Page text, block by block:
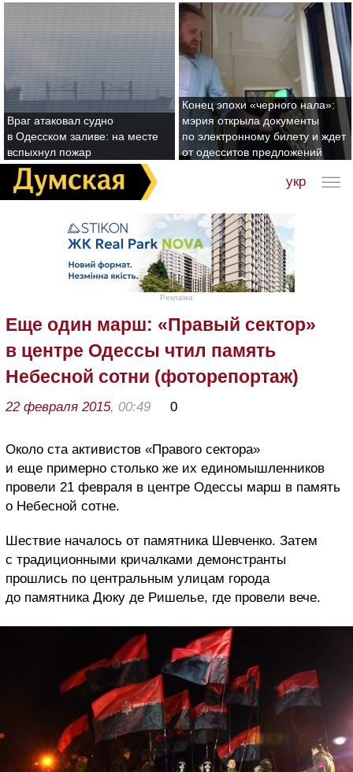
Враг атаковал судно
в Одесском заливе: на месте
вспыхнул пожар
Конец эпохи «черного нала»:
мэрия открыла документы
по электронному билету и ждет
от одесситов предложений
укр
Реклама
Еще один марш: «Правый сектор»
в центре Одессы чтил память
Небесной сотни (фоторепортаж)
22 февраля 2015, 00:49 0
Около ста активистов «Правого сектора»
и еще примерно столько же их единомышленников
провели 21 февраля в центре Одессы марш в память
о Небесной сотне.
Шествие началось от памятника Шевченко. Затем
с традиционными кричалками демонстранты
прошлись по центральным улицам города
до памятника Дюку де Ришелье, где провели вече.